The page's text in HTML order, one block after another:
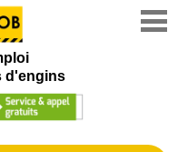
d'engins